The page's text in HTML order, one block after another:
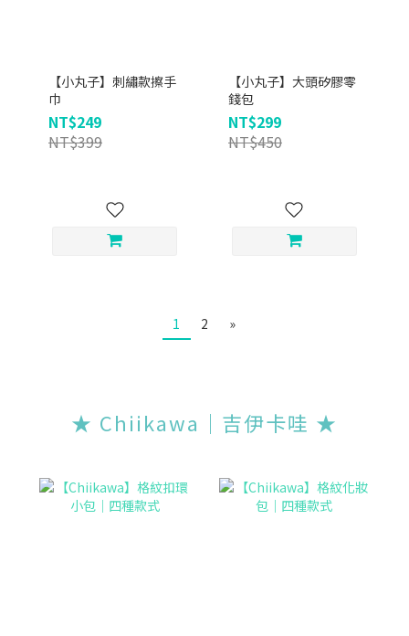
【小丸子】刺繡款擦手
巾
NT$249
NT$399
【小丸子】大頭矽膠零
錢包
NT$299
NT$450
1 2 »
★ Chiikawa｜吉伊卡哇 ★